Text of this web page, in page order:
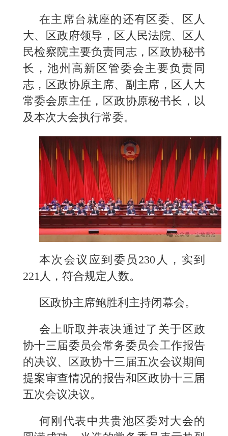
在主席台就座的还有区委、区人
大、区政府领导，区人民法院、区人
民检察院主要负责同志，区政协秘书
长，池州高新区管委会主要负责同
志，区政协原主席、副主席，区人大
常委会原主任，区政协原秘书长，以
及本次大会执行常委。
本次会议应到委员230人，实到
221人，符合规定人数。
区政协主席鲍胜利主持闭幕会。
会上听取并表决通过了关于区政
协十三届委员会常务委员会工作报告
的决议、区政协十三届五次会议期间
提案审查情况的报告和区政协十三届
五次会议决议。
何刚代表中共贵池区委对大会的